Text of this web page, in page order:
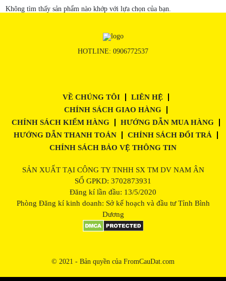
Không tìm thấy sản phẩm nào khớp với lựa chọn của bạn.
HOTLINE: 0906772537
VỀ CHÚNG TÔI
LIÊN HỆ
CHÍNH SÁCH GIAO HÀNG
CHÍNH SÁCH KIỂM HÀNG
HƯỚNG DẪN MUA HÀNG
HƯỚNG DẪN THANH TOÁN
CHÍNH SÁCH ĐỔI TRẢ
CHÍNH SÁCH BẢO VỆ THÔNG TIN
SẢN XUẤT TẠI CÔNG TY TNHH SX TM DV NAM ÂN
SỐ GPKD: 3702873931
Đăng kí lần đầu: 13/5/2020
Phòng Đăng kí kinh doanh: Sở kế hoạch và đầu tư Tỉnh Bình
Dương
© 2021 - Bản quyền của FromCauDat.com